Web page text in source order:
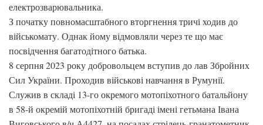
електрозварювальника.
З початку повномасштабного вторгнення тричі ходив до
військомату. Однак йому відмовляли через те що має
посвідчення багатодітного батька.
8 серпня 2023 року добровольцем вступив до лав Збройних
Сил України. Проходив військові навчання в Румунії.
Служив в складі 13-го окремого мотопіхотного батальйону
в 58-й окремій мотопіхотній бригаді імені гетьмана Івана